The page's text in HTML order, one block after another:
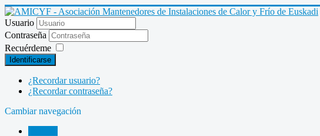
Usuario
Contraseña
Recuérdeme
Identificarse
¿Recordar usuario?
¿Recordar contraseña?
Cambiar navegación